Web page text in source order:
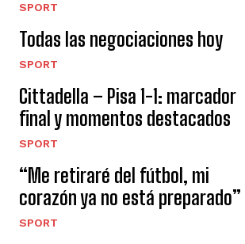
SPORT
Todas las negociaciones hoy
SPORT
Cittadella – Pisa 1-1: marcador
final y momentos destacados
SPORT
“Me retiraré del fútbol, ​​mi
corazón ya no está preparado”
SPORT